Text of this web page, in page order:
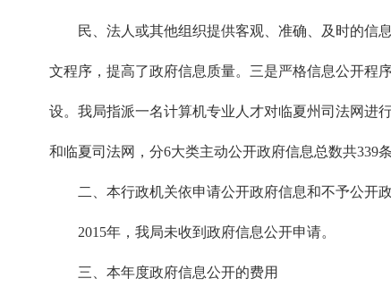
民、法人或其他组织提供客观、准确、及时的信息
文程序，提高了政府信息质量。三是严格信息公开程
设。我局指派一名计算机专业人才对临夏州司法网进
和临夏司法网，分6大类主动公开政府信息总数共339条
二、本行政机关依申请公开政府信息和不予公开
2015年，我局未收到政府信息公开申请。
三、本年度政府信息公开的费用